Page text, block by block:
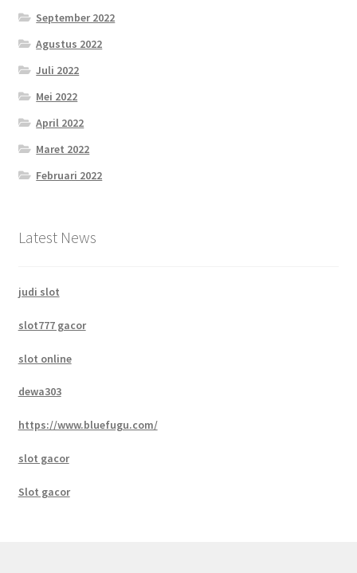
September 2022
Agustus 2022
Juli 2022
Mei 2022
April 2022
Maret 2022
Februari 2022
Latest News
judi slot
slot777 gacor
slot online
dewa303
https://www.bluefugu.com/
slot gacor
Slot gacor